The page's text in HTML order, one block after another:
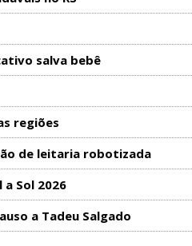
salva bebê
regiões
de leitaria robotizada
Sol 2026
a Tadeu Salgado